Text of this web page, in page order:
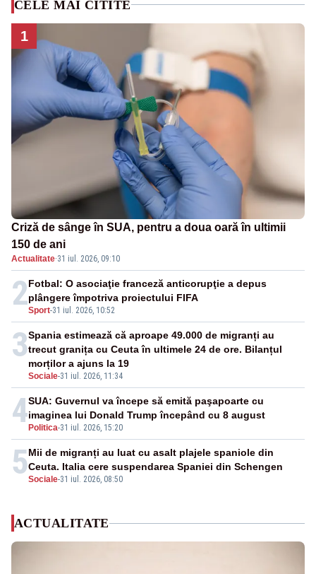
CELE MAI CITITE
1
Criză de sânge în SUA, pentru a doua oară în ultimii
150 de ani
Actualitate·31 iul. 2026, 09:10
2Sport-31 iul. 2026, 10:52
Fotbal: O asociaţie franceză anticorupţie a depus
plângere împotriva proiectului FIFA
3
Sociale-31 iul. 2026, 11:34
Spania estimează că aproape 49.000 de migranți au
trecut granița cu Ceuta în ultimele 24 de ore. Bilanțul
morților a ajuns la 19
4 Politica-31 iul. 2026, 15:20
SUA: Guvernul va începe să emită paşapoarte cu
imaginea lui Donald Trump începând cu 8 august
5Sociale-31 iul. 2026, 08:50
Mii de migranți au luat cu asalt plajele spaniole din
Ceuta. Italia cere suspendarea Spaniei din Schengen
ACTUALITATE